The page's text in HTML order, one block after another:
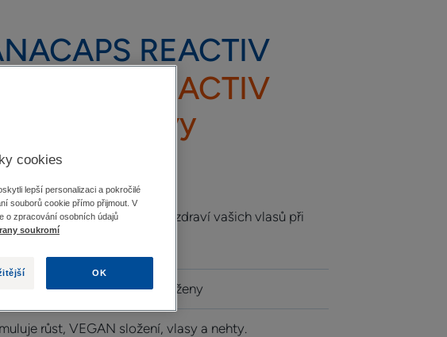
REACTIV
REACTIV
Doplněk stravy
-
stravy, který podporuje zdraví vašich vlasů při
vypadávání vlasů.
používat těhotné a kojící ženy
růst, VEGAN složení, vlasy a nehty.
cookies
lepší personalizaci a pokročilé
souborů cookie přímo přijmout. V
o zpracování osobních údajů
soukromí
OK